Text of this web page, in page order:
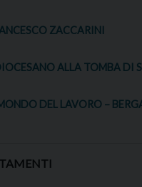
ZACCARINI
ALLA TOMBA DI
DEL LAVORO –